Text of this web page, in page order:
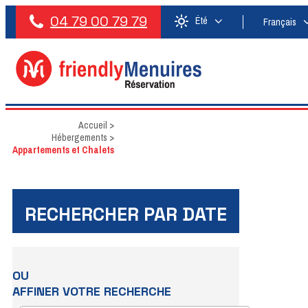
04 79 00 79 79 Été Français
Accueil >
Hébergements >
Appartements et Chalets
RECHERCHER PAR DATE
OU
AFFINER VOTRE RECHERCHE